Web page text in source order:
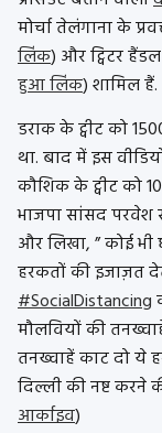
मोर्चा तेलंगाना के
लिंक) और ट्विटर
हुआ लिंक) शामिल हैं.
डराक के ट्वीट को
था. बाद में इस
कौशिक के ट्वीट को
भाजपा सांसद परवेश
और लिखा, ”कोई भी
हरकतों की इजाज़त
#SocialDistancing
मौलवियों की
तनख्वाहें काट दो
दिल्ली की नष्ट करने
आर्काइव)